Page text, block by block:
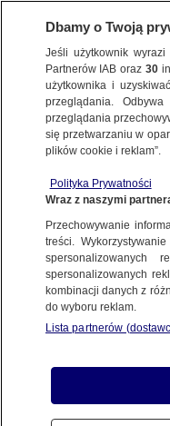
METEO
PROGNOZA
padał deszcz
Tomasz Wakszyński
20.11.2025, 02:00
Posłuchaj
Czyta lektor AI
Dbamy o Twoją
Jeśli użytkownik
Partnerów IAB oraz30
użytkownika i
przeglądania.
przeglądania
się przetwarzaniu w
plików cookie i reklam”.
Polityka Prywatności
Wraz z naszymi
Przechowywanie
treści.
spersonalizowanych
spersonalizowanych
kombinacji danych z
do wyboru reklam.
Lista partnerów